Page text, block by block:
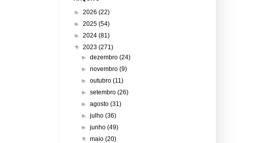
► 2026 (22)
► 2025 (54)
► 2024 (81)
▼ 2023 (271)
►dezembro(24)
►novembro(9)
►outubro(11)
►setembro(26)
►agosto(31)
►julho(36)
►junho(49)
▼maio(20)